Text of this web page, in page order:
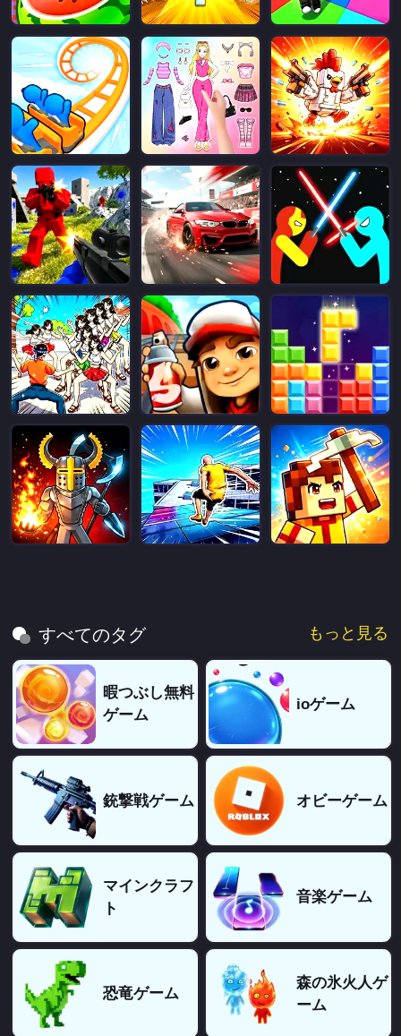
すべてのタグ もっと見る
暇つぶし無料
ゲーム
ioゲーム
銃撃戦ゲーム オビーゲーム
マインクラフ
ト
音楽ゲーム
恐竜ゲーム
森の氷火人ゲ
ーム